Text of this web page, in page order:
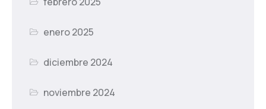
enero 2025
diciembre 2024
noviembre 2024